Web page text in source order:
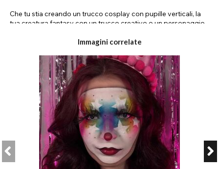
Che tu stia creando un trucco cosplay con pupille verticali, la
tua creatura fantasy con un trucco creativo o un personaggio
un'ottima aggiunta al tuo costume per trasformarti
di trucco prostetico aggiungendo dettagli fantastici come
scaglie e corna di drago. Alcuni truccatori creativi di effetti
speciali arrivano persino ad aggiungere denti finti. Scatena la
tua creatività con le tue lenti a contatto a forma di drago e crea
personaggi maestosi, feroci o adorabili per eventi cosplay e
Halloween. Che tu voglia basare il tuo trucco da drago su un
personaggio esistente o crearne uno tuo, sarà sicuramente
fantastico con un paio di lenti a contatto a forma di drago.
Quali lenti a contatto a forma di drago puoi acquistare?
Le nostre lenti a contatto a forma di drago più popolari sono le
Immagini correlate